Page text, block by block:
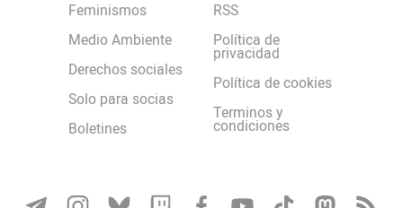
Feminismos
Medio Ambiente
Derechos sociales
Solo para socias
Boletines
RSS
Política de
privacidad
Política de cookies
Terminos y
condiciones